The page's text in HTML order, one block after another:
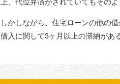
しかしながら、住宅ローンの他の
借入に関して3ヶ月以上の滞納があ